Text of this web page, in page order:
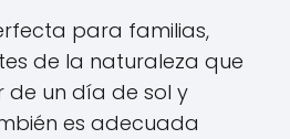
para familias,
de la naturaleza que
de un día de sol y
es adecuada